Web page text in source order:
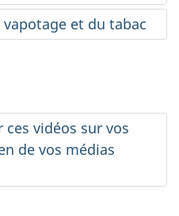
et du tabac
vidéos sur vos
de vos médias